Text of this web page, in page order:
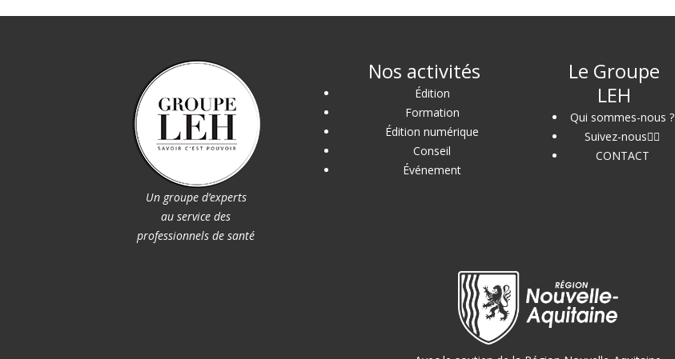
Un groupe d’experts
au service des
professionnels de santé
Nos activités
Édition
Formation
Édition numérique
Conseil
Événement
Le Groupe
LEH
Qui sommes-nous ?
Suivez-nous
CONTACT